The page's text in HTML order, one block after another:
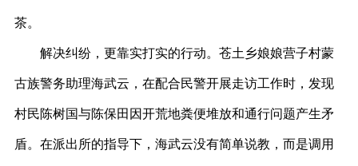
茶。
解决纠纷，更靠实打实的行动。苍土乡娘娘营子村蒙
古族警务助理海武云，在配合民警开展走访工作时，发现
村民陈树国与陈保田因开荒地粪便堆放和通行问题产生矛
盾。在派出所的指导下，海武云没有简单说教，而是调用